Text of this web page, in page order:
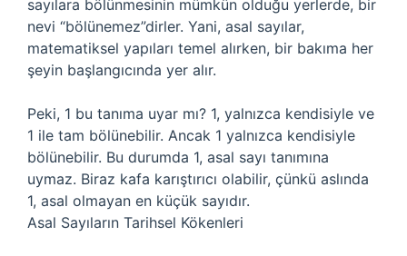
sayılara bölünmesinin mümkün olduğu yerlerde, bir
nevi “bölünemez”dirler. Yani, asal sayılar,
matematiksel yapıları temel alırken, bir bakıma her
şeyin başlangıcında yer alır.
Peki, 1 bu tanıma uyar mı? 1, yalnızca kendisiyle ve
1 ile tam bölünebilir. Ancak 1 yalnızca kendisiyle
bölünebilir. Bu durumda 1, asal sayı tanımına
uymaz. Biraz kafa karıştırıcı olabilir, çünkü aslında
1, asal olmayan en küçük sayıdır.
Asal Sayıların Tarihsel Kökenleri